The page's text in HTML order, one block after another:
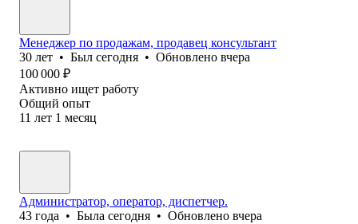
Менеджер по продажам, продавец консультант
30 лет • Был сегодня • Обновлено вчера
100 000 ₽
Активно ищет работу
Общий опыт
11 лет 1 месяц
Администратор, оператор, диспетчер.
43 года • Была сегодня • Обновлено вчера